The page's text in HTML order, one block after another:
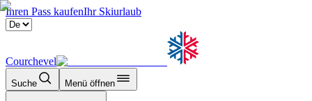
Ihren Pass kaufenIhr Skiurlaub
Courchevel
Suche Menü öffnen